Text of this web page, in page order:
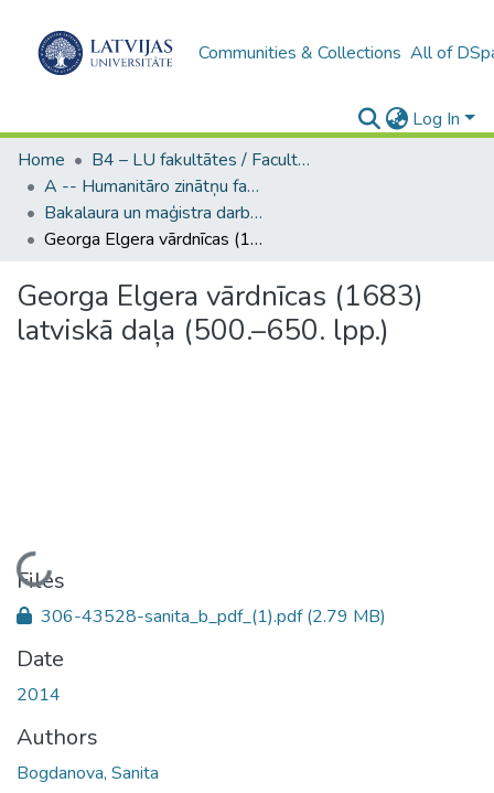
Communities & Collections All of
Log In
Home
B4 – LU fakultātes / Faculties of the UL
A -- Humanitāro zinātņu fakultāte / Faculty of Humanities
Bakalaura un maģistra darbi (HZF) / Bachelor's and Master's theses
Georga Elgera vārdnīcas (1683) latviskā daļa (500.–650. lpp.)
Georga Elgera vārdnīcas (1683)
latviskā daļa (500.–650. lpp.)
Loading...
Files
306-43528-sanita_b_pdf_(1).pdf(2.79 MB)
Date
2014
Authors
Bogdanova, Sanita